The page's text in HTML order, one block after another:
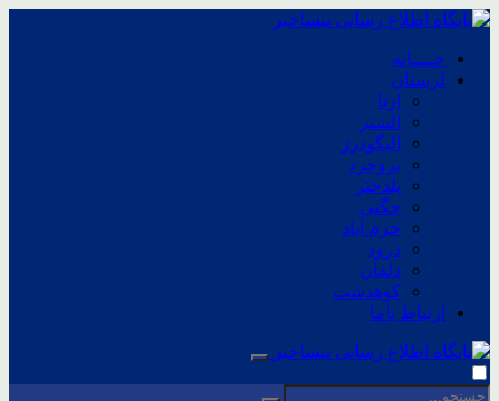
خــــانه
لرستان
ازنا
الشتر
الیگودرز
بروجرد
پلدختر
چگنی
خرم آباد
درود
دلفان
کوهدشت
ارتباط باما